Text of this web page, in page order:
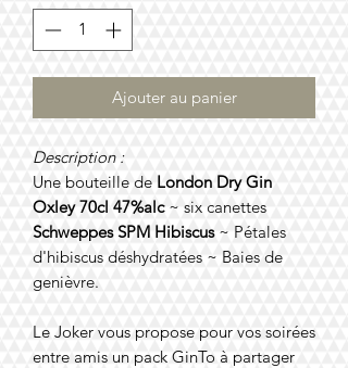
Ajouter au panier
Description :
Une bouteille de London Dry Gin
Oxley 70cl 47%alc~ six canettes
Schweppes SPM Hibiscus~ Pétales
d'hibiscus déshydratées ~ Baies de
genièvre.
Le Joker vous propose pour vos soirées
entre amis un pack GinTo à partager